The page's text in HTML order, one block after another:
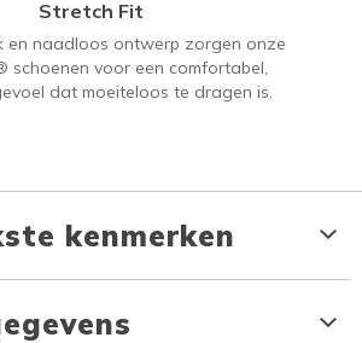
Stretch Fit
en naadloos ontwerp zorgen onze
schoenen voor een comfortabel,
dat moeiteloos te dragen is.
kenmerken